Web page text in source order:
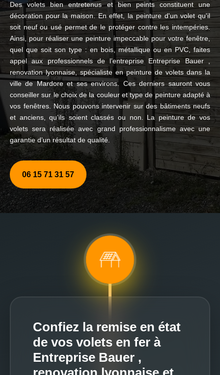
Des volets bien entretenus et bien peints constituent une
décoration pour la maison. En effet, la peinture d'un volet qu'il
soit neuf ou usé permet de le protéger contre les intempéries.
Ainsi, pour réaliser une peinture impeccable pour votre fenêtre,
quel que soit son type : en bois, métallique ou en PVC, faites
appel aux professionnels de l’entreprise Entreprise Bauer ,
renovation lyonnaise, spécialiste en peinture de volets dans la
ville de Mardore et ses environs. Ces derniers sauront vous
conseiller sur le choix de la couleur et type de peinture adapté à
vos fenêtres. Nous pouvons intervenir sur des bâtiments neufs
et anciens, qu’ils soient classés ou non. La peinture de vos
volets sera réalisée avec grand professionnalisme avec une
garantie d’un résultat de qualité.
06 15 71 31 57
Confiez la remise en état
de vos volets en fer à
Entreprise Bauer ,